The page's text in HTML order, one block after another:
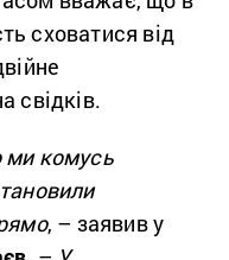
сховатися від
свідків.
ми комусь
, – заявив у